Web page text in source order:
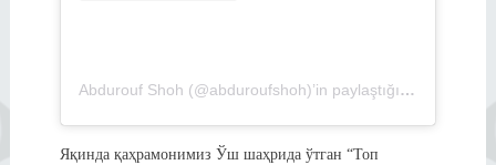
Abdurouf Shoh (@abduroufshoh)’in paylaştığı bir gönderi
Яқинда қаҳрамонимиз Ўш шаҳрида ўтган “Топ